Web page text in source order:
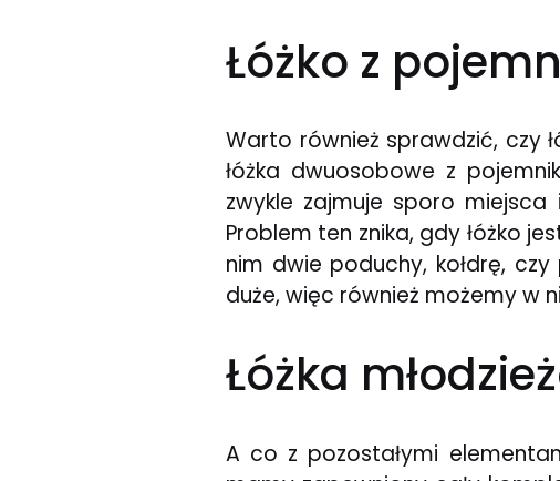
Łóżko z
Warto również sprawdzić, czy
łóżka dwuosobowe z
zwykle zajmuje sporo
Problem ten znika, gdy łóżko
nim dwie poduchy, kołdrę,
duże, więc również możemy w
Łóżka
A co z pozostałymi